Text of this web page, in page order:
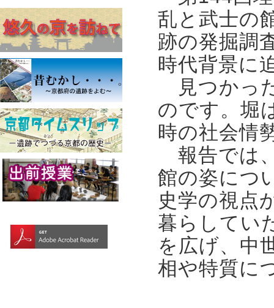
乱と武士の
跡の発掘調
時代背景に
見つかっ
のです。堀
時の社会情
報告では
館の姿につ
史学の視点
暮らしてい
を広げ、中
相や特質に